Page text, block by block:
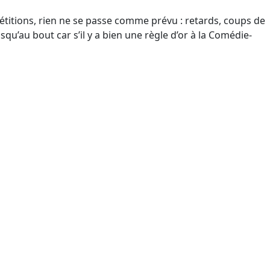
rien ne se passe comme prévu : retards, coups de
bout car s’il y a bien une règle d’or à la Comédie-